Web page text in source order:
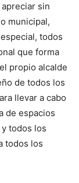
sin
municipal,
todos
que forma
propio alcalde
de todos los
llevar a cabo
de espacios
todos los
todos los